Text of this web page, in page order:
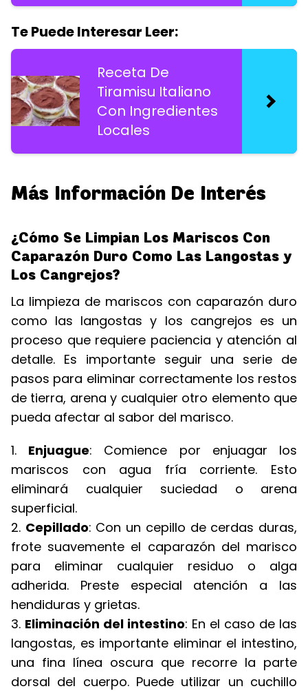
Te Puede Interesar Leer:
Receta De
Tiramisu Italiano
Con Ingredientes
Locales
Más Información De Interés
¿Cómo Se Limpian Los Mariscos Con
Caparazón Duro Como Las Langostas y
Los Cangrejos?
La limpieza de mariscos con caparazón duro
como las langostas y los cangrejos es un
proceso que requiere paciencia y atención al
detalle. Es importante seguir una serie de
pasos para eliminar correctamente los restos
de tierra, arena y cualquier otro elemento que
pueda afectar al sabor del marisco.
1. Enjuague: Comience por enjuagar los
mariscos con agua fría corriente. Esto
eliminará cualquier suciedad o arena
superficial.
2. Cepillado: Con un cepillo de cerdas duras,
frote suavemente el caparazón del marisco
para eliminar cualquier residuo o alga
adherida. Preste especial atención a las
hendiduras y grietas.
3. Eliminación del intestino: En el caso de las
langostas, es importante eliminar el intestino,
una fina línea oscura que recorre la parte
dorsal del cuerpo. Puede utilizar un cuchillo